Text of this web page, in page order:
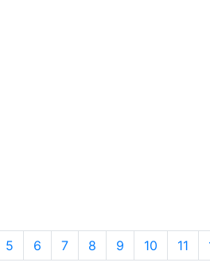
5 6 7 8 9 10 11